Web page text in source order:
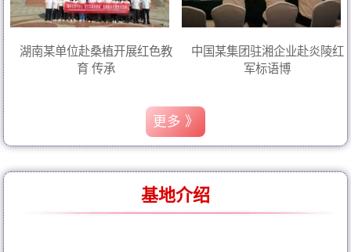
湖南某单位赴桑植开展红色教
育 传承
中国某集团驻湘企业赴炎陵红
军标语博
更多 》
基地介绍